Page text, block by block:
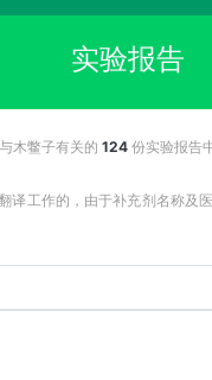
实验报告
木鳖子有关的 124份实验报告
工作的，由于补充剂名称